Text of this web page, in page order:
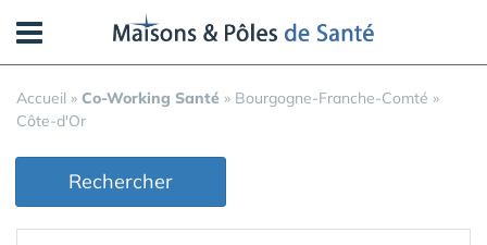
Accueil » Co-Working Santé » Bourgogne-Franche-Comté »
Côte-d'Or
Rechercher
Panneau de gestion des cookies